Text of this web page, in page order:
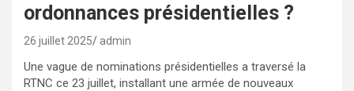
ordonnances présidentielles ?
26 juillet 2025 admin
Une vague de nominations présidentielles a traversé la
RTNC ce 23 juillet, installant une armée de nouveaux